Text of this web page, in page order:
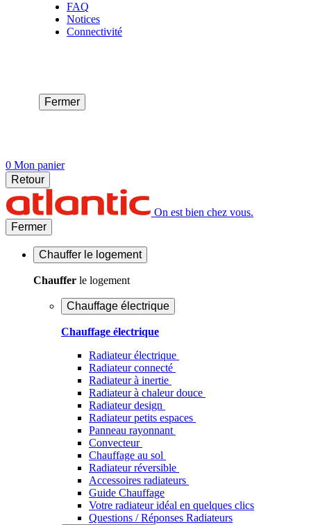
FAQ
Notices
Connectivité
Fermer
0 Mon panier
Retour
On est bien chez vous.
Fermer
Chauffer le logement
Chauffer le logement
Chauffage électrique
Chauffage électrique
Radiateur électrique
Radiateur connecté
Radiateur à inertie
Radiateur à chaleur douce
Radiateur design
Radiateur petits espaces
Panneau rayonnant
Convecteur
Chauffage au sol
Radiateur réversible
Accessoires radiateurs
Guide Chauffage
Votre radiateur idéal en quelques clics
Questions / Réponses Radiateurs